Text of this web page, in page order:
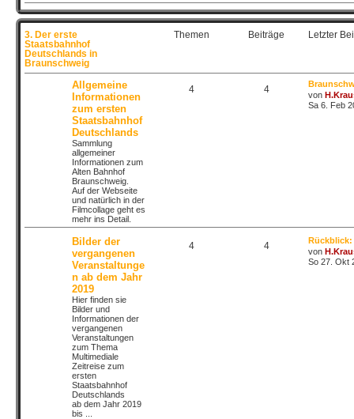
3. Der erste
Staatsbahnhof
Deutschlands in
Braunschweig
Themen Beiträge Letzter
Allgemeine
Informationen
zum ersten
Staatsbahnhof
Deutschlands
Sammlung
allgemeiner
Informationen zum
Alten Bahnhof
Braunschweig.
Auf der Webseite
und natürlich in der
Filmcollage geht es
mehr ins Detail.
4 4
von
Sa 6. Feb
Bilder der
vergangenen
Veranstaltunge
n ab dem Jahr
2019
Hier finden sie
Bilder und
Informationen der
vergangenen
Veranstaltungen
zum Thema
Multimediale
Zeitreise zum
ersten
Staatsbahnhof
Deutschlands
ab dem Jahr 2019
bis ...
4 4
von
So 27. Okt